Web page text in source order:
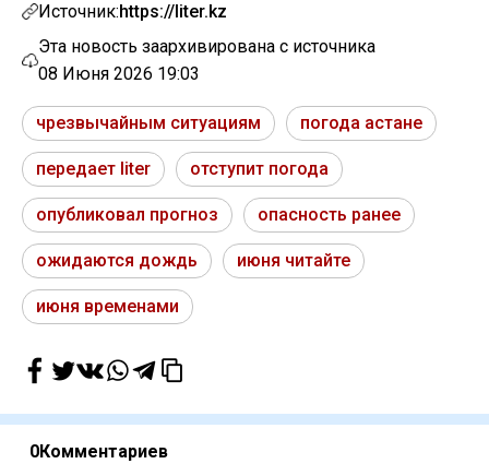
Источник:https://liter.kz
Эта новость заархивирована с источника
08 Июня 2026 19:03
чрезвычайным ситуациям погода астане
передает liter отступит погода
опубликовал прогноз опасность ранее
ожидаются дождь июня читайте
июня временами
0Комментариев